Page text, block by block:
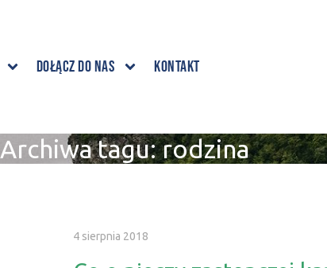
Dołącz do nas Kontakt
Archiwa tagu:rodzina
4 sierpnia 2018